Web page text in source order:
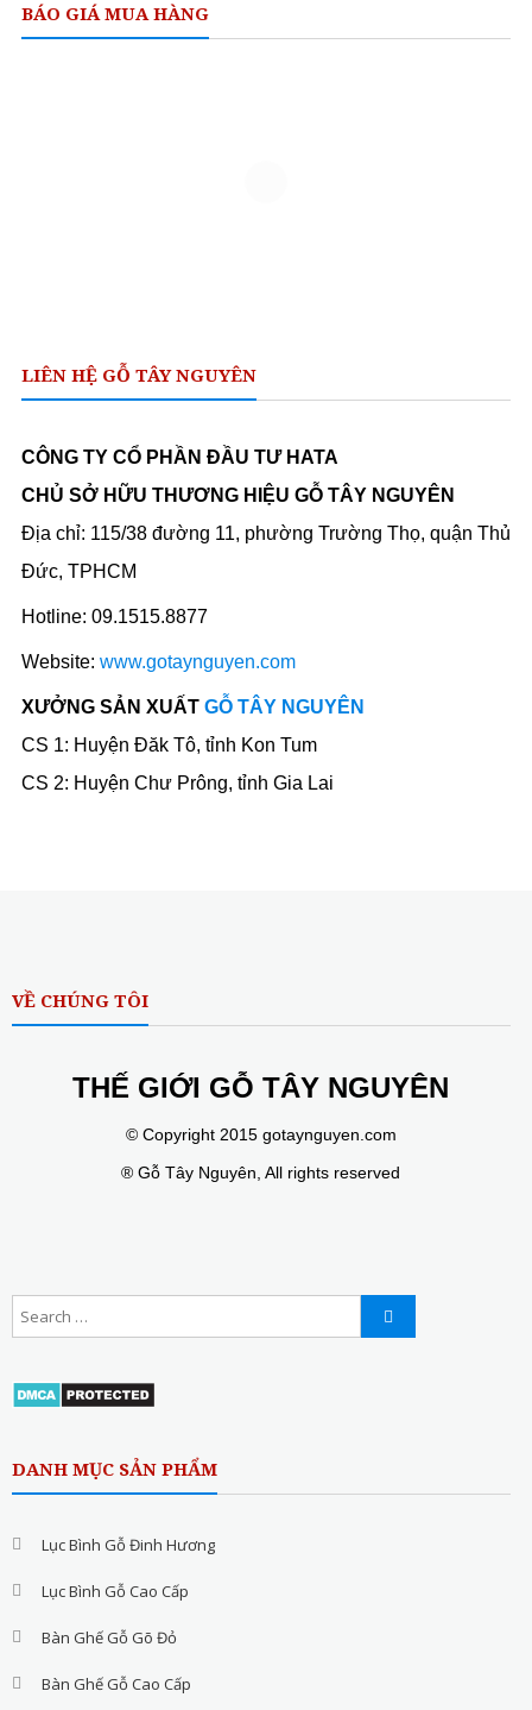
BÁO GIÁ MUA HÀNG
LIÊN HỆ GỖ TÂY NGUYÊN
CÔNG TY CỔ PHẦN ĐẦU TƯ HATA
CHỦ SỞ HỮU THƯƠNG HIỆU GỖ TÂY NGUYÊN
Địa chỉ: 115/38 đường 11, phường Trường Thọ, quận Thủ
Đức, TPHCM
Hotline: 09.1515.8877
Website: www.gotaynguyen.com
XƯỞNG SẢN XUẤT GỖ TÂY NGUYÊN
CS 1: Huyện Đăk Tô, tỉnh Kon Tum
CS 2: Huyện Chư Prông, tỉnh Gia Lai
VỀ CHÚNG TÔI
THẾ GIỚI GỖ TÂY NGUYÊN
© Copyright 2015 gotaynguyen.com
® Gỗ Tây Nguyên, All rights reserved
DANH MỤC SẢN PHẨM
Lục Bình Gỗ Đinh Hương
Lục Bình Gỗ Cao Cấp
Bàn Ghế Gỗ Gõ Đỏ
Bàn Ghế Gỗ Cao Cấp